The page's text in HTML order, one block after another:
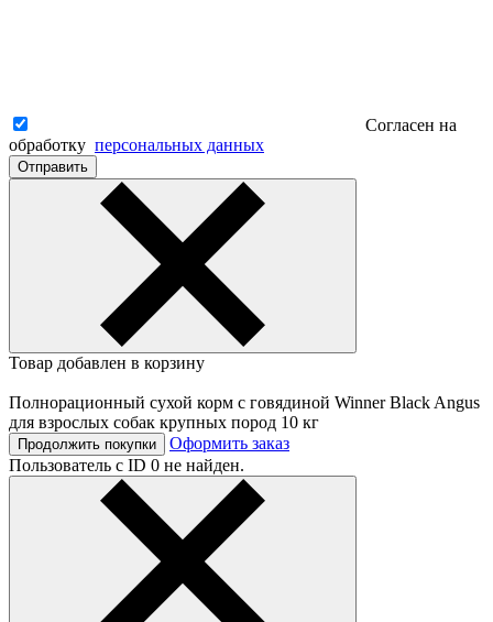
Согласен на
обработку персональных данных
Отправить
Товар добавлен в корзину
Полнорационный сухой корм с говядиной Winner Black Angus
для взрослых собак крупных пород 10 кг
Продолжить покупки
Оформить заказ
Пользователь с ID 0 не найден.